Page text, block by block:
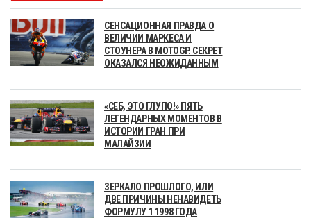
СЕНСАЦИОННАЯ ПРАВДА О
ВЕЛИЧИИ МАРКЕСА И
СТОУНЕРА В MOTOGP. СЕКРЕТ
ОКАЗАЛСЯ НЕОЖИДАННЫМ
«СЕБ, ЭТО ГЛУПО!» ПЯТЬ
ЛЕГЕНДАРНЫХ МОМЕНТОВ В
ИСТОРИИ ГРАН ПРИ
МАЛАЙЗИИ
ЗЕРКАЛО ПРОШЛОГО, ИЛИ
ДВЕ ПРИЧИНЫ НЕНАВИДЕТЬ
ФОРМУЛУ 1 1998 ГОДА